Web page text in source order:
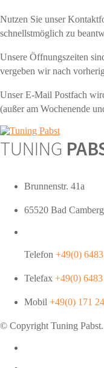
Nutzen Sie unser
schnellstmöglich zu
Unsere Öffnungszeiten
vergeben wir nach
Unser E-Mail Postfach
(außer am Wochenende
TUNING
Brunnenstr. 41a
65520 Bad Camberg
Telefon +49(0)
Telefax +49(0)
Mobil +49(0) 171
© Copyright Tuning Pabst